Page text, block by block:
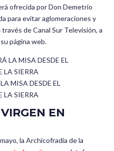
ofrecida por Don Demetrio
para evitar aglomeraciones y
de Canal Sur Televisión, a
página web.
MISA DESDE EL
LA SIERRA
EN
la Archicofradía de la